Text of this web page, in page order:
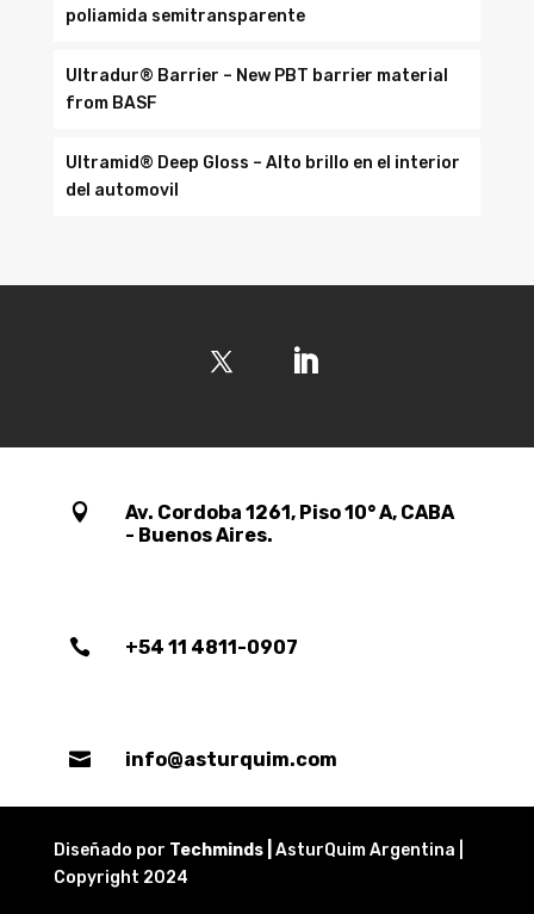
poliamida semitransparente
Ultradur® Barrier – New PBT barrier material
from BASF
Ultramid® Deep Gloss – Alto brillo en el interior
del automovil

Av. Cordoba 1261, Piso 10° A, CABA
- Buenos Aires.
 +54 11 4811-0907
 info@asturquim.com
Diseñado por Techminds | AsturQuim Argentina |
Copyright 2024